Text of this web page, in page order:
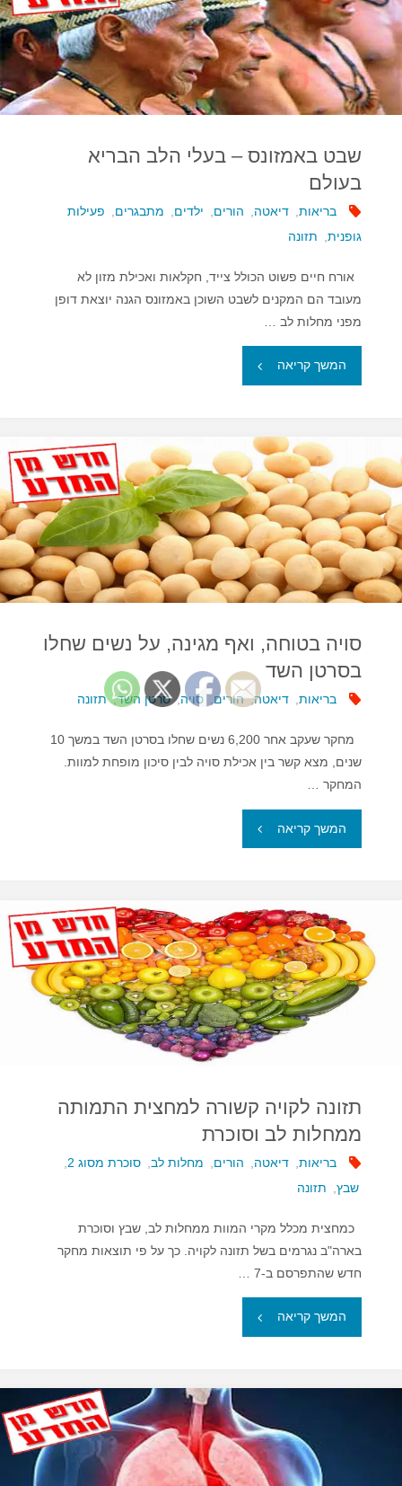
בסיסטיק
פיברוזיס"
שבט באמזונס – בעלי הלב הבריא
בעולם
בריאות דיאטה הורים ילדים מתבגרים
פעילות
גופנית, תזונה
אורח חיים פשוט הכולל צייד, חקלאות ואכילת מזון לא
מעובד הם המקנים לשבט השוכן באמזונס הגנה יוצאת דופן
מפני מחלות לב …
המשך קריאה "שבט
–
בעלי
הלב
הבריא
בעולם"
סויה בטוחה, ואף מגינה, על נשים שחלו
בסרטן השד
בריאות, דיאטה,הורים,סויה,סרטן השד,תזונה
מחקר שעקב אחר 6,200 נשים שחלו בסרטן השד במשך 10
שנים, מצא קשר בין אכילת סויה לבין סיכון מופחת למוות.
המחקר …
המשך קריאה "סויה
מגינה,
על
נשים
השד"
תזונה לקויה קשורה למחצית התמותה
ממחלות לב וסוכרת
בריאות דיאטה הורים מחלות לב, סוכרת מסוג 2
שבץ, תזונה
כמחצית מכלל מקרי המוות ממחלות לב, שבץ וסוכרת
בארה"ב נגרמים בשל תזונה לקויה. כך על פי תוצאות מחקר
חדש שהתפרסם ב-7 …
המשך קריאה "תזונה
קשורה
למחצית
התמותה